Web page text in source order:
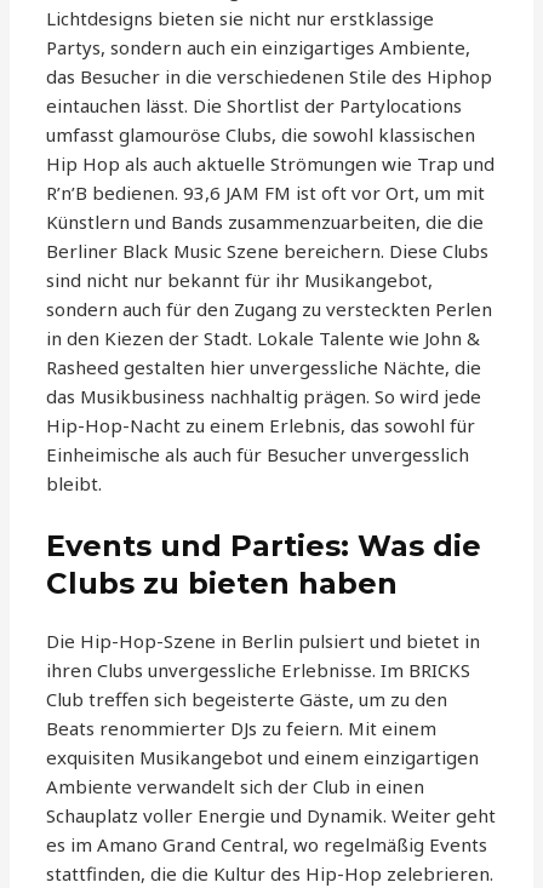
Lichtdesigns bieten sie nicht nur erstklassige
Partys, sondern auch ein einzigartiges Ambiente,
das Besucher in die verschiedenen Stile des Hiphop
eintauchen lässt. Die Shortlist der Partylocations
umfasst glamouröse Clubs, die sowohl klassischen
Hip Hop als auch aktuelle Strömungen wie Trap und
R’n’B bedienen. 93,6 JAM FM ist oft vor Ort, um mit
Künstlern und Bands zusammenzuarbeiten, die die
Berliner Black Music Szene bereichern. Diese Clubs
sind nicht nur bekannt für ihr Musikangebot,
sondern auch für den Zugang zu versteckten Perlen
in den Kiezen der Stadt. Lokale Talente wie John &
Rasheed gestalten hier unvergessliche Nächte, die
das Musikbusiness nachhaltig prägen. So wird jede
Hip-Hop-Nacht zu einem Erlebnis, das sowohl für
Einheimische als auch für Besucher unvergesslich
bleibt.
Events und Parties: Was die
Clubs zu bieten haben
Die Hip-Hop-Szene in Berlin pulsiert und bietet in
ihren Clubs unvergessliche Erlebnisse. Im BRICKS
Club treffen sich begeisterte Gäste, um zu den
Beats renommierter DJs zu feiern. Mit einem
exquisiten Musikangebot und einem einzigartigen
Ambiente verwandelt sich der Club in einen
Schauplatz voller Energie und Dynamik. Weiter geht
es im Amano Grand Central, wo regelmäßig Events
stattfinden, die die Kultur des Hip-Hop zelebrieren.